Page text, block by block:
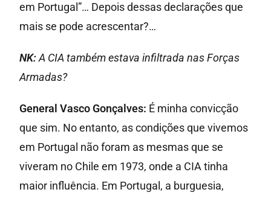
em Portugal”… Depois dessas declarações que
mais se pode acrescentar?…
NK:A CIA também estava infiltrada nas Forças
Armadas?
General Vasco Gonçalves: É minha convicção
que sim. No entanto, as condições que vivemos
em Portugal não foram as mesmas que se
viveram no Chile em 1973, onde a CIA tinha
maior influência. Em Portugal, a burguesia,